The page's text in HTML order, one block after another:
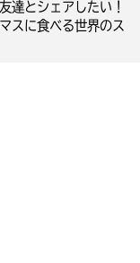
達とシェアしたい！
スに食べる世界のス